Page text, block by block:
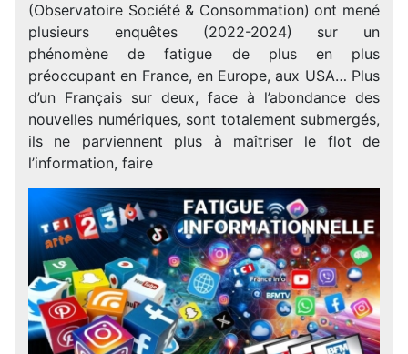
(Observatoire Société & Consommation) ont mené
plusieurs enquêtes (2022-2024) sur un
phénomène de fatigue de plus en plus
préoccupant en France, en Europe, aux USA… Plus
d’un Français sur deux, face à l’abondance des
nouvelles numériques, sont totalement submergés,
ils ne parviennent plus à maîtriser le flot de
l’information, faire